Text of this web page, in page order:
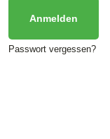
Passwort vergessen?